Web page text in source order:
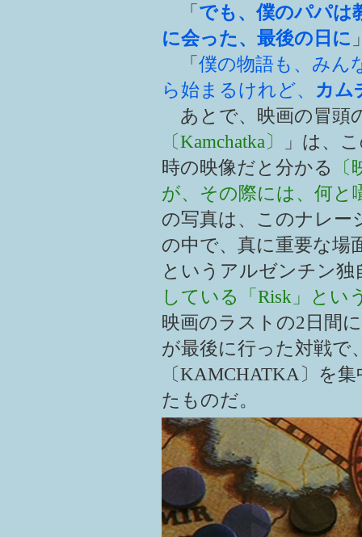
「でも、僕のパパは
に会った、最後の日に
「僕の物語も、みん
ら始まるけれど、
カム
あとで、映画の冒頭
〔Kamchatka〕
」は、
時の映像だと分かる
が、その際には、何と
の写真は、このナレー
の中で、真に重要な場
というアルゼンチン
している「Risk」とい
映画のラストの2日間
が最後に行った対戦で
〔KAMCHATKA〕を
たものだ。